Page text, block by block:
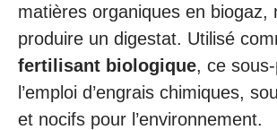
matières organiques en biogaz,
produire un digestat. Utilisé
fertilisant biologique, ce
l’emploi d’engrais chimiques,
et nocifs pour l’environnement.